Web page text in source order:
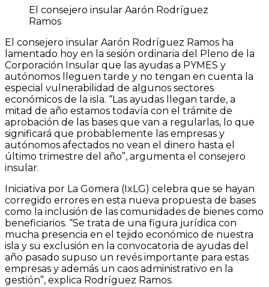
El consejero insular Aarón Rodríguez
Ramos
El consejero insular Aarón Rodríguez Ramos ha
lamentado hoy en la sesión ordinaria del Pleno de la
Corporación Insular que las ayudas a PYMES y
autónomos lleguen tarde y no tengan en cuenta la
especial vulnerabilidad de algunos sectores
económicos de la isla. “Las ayudas llegan tarde, a
mitad de año estamos todavía con el trámite de
aprobación de las bases que van a regularlas, lo que
significará que probablemente las empresas y
autónomos afectados no vean el dinero hasta el
último trimestre del año”, argumenta el consejero
insular.
Iniciativa por La Gomera (IxLG) celebra que se hayan
corregido errores en esta nueva propuesta de bases
como la inclusión de las comunidades de bienes como
beneficiarios. “Se trata de una figura jurídica con
mucha presencia en el tejido económico de nuestra
isla y su exclusión en la convocatoria de ayudas del
año pasado supuso un revés importante para estas
empresas y además un caos administrativo en la
gestión”, explica Rodríguez Ramos.